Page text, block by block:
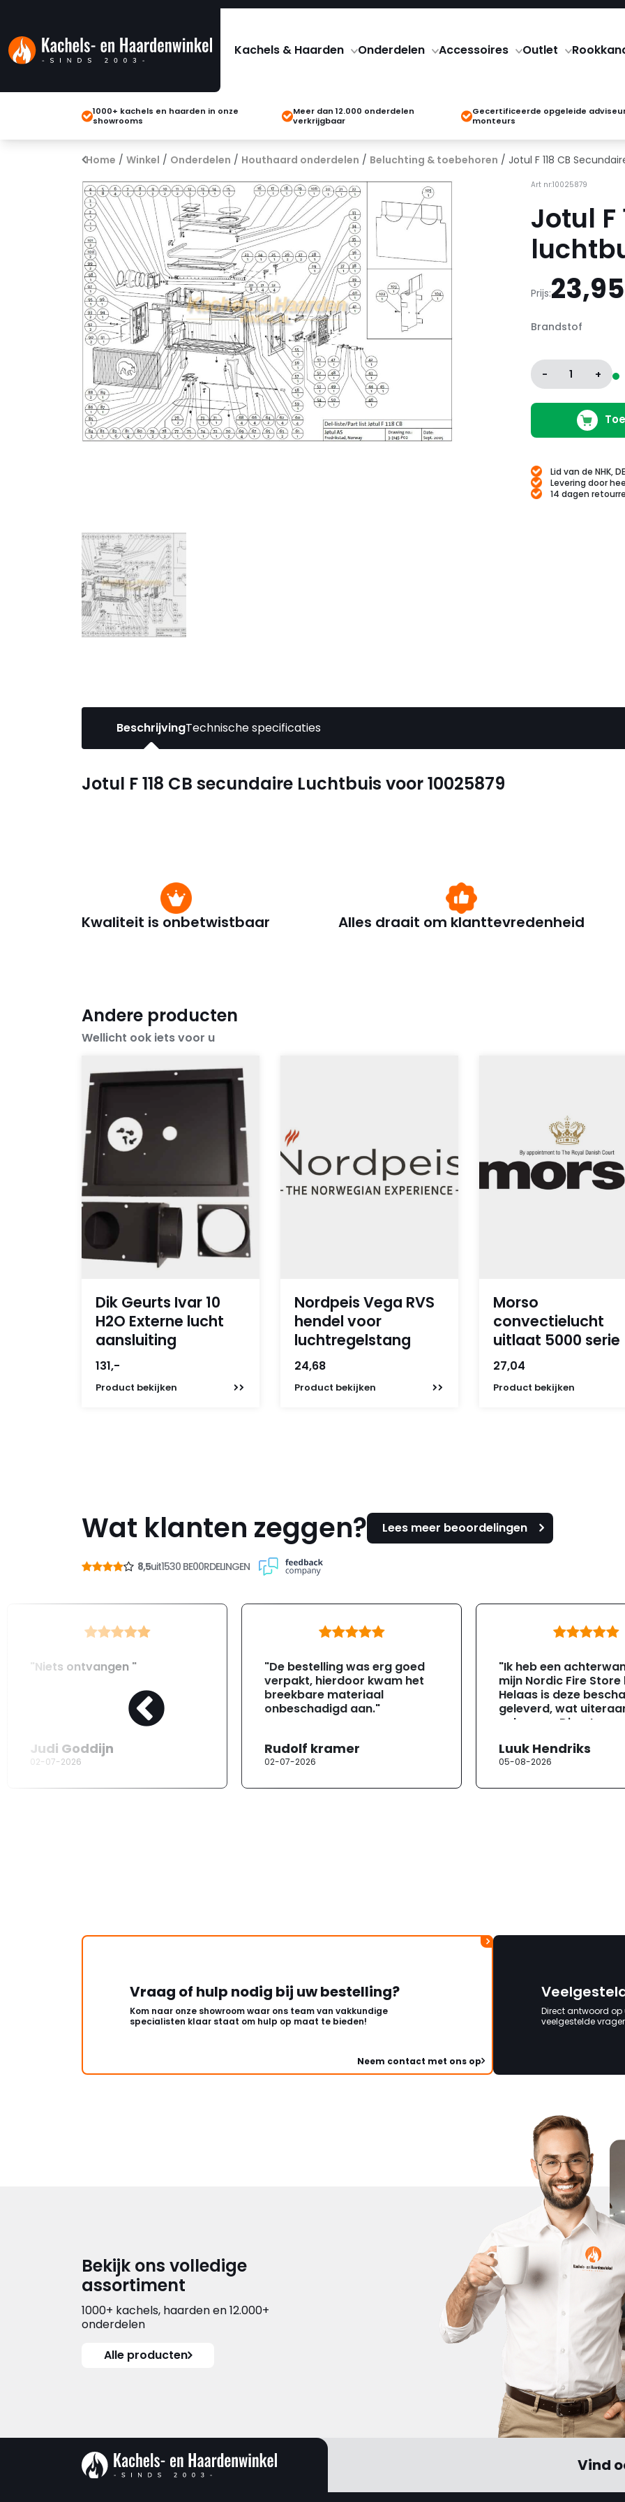
Kachels & Haarden Onderdelen Accessoires Outlet
1000+ kachels en haarden in onze
showrooms
Meer dan 12.000 onderdelen
verkrijgbaar
Gecertificeerde opgeleide
monteurs
Home / Winkel / Onderdelen / Houthaard onderdelen / Beluchting & toebehoren / Jotul F 118 CB
Art nr:10025879
Jotul F
Prijs:23,95
Brandstof
- 1 +
Lid van de NHK,
Levering door
14 dagen
BeschrijvingTechnische specificaties
Jotul F 118 CB secundaire Luchtbuis voor 10025879
Kwaliteit is onbetwistbaar Alles draait om klanttevredenheid
Andere producten
Wellicht ook iets voor u
Dik Geurts Ivar 10
H2O Externe lucht
aansluiting
131,-
Product bekijken
Nordpeis Vega RVS
hendel voor
luchtregelstang
24,68
Product bekijken
Morso
convectielucht
uitlaat 5000 serie
27,04
Product bekijken
Wat klanten zeggen? Lees meer beoordelingen
8,5uit1530 BE00RDELINGEN
"Niets ontvangen "
Judi Goddijn
02-07-2026
"De bestelling was erg goed
verpakt, hierdoor kwam het
breekbare materiaal
onbeschadigd aan."
Rudolf kramer
02-07-2026
"Ik heb een
mijn Nordic Fire
Helaas is deze
geleverd, wat
gebeuren. Direct na
opgenomen met de
klantenservice. Helaas
erg moeizaam;
Luuk Hendriks
05-08-2026
Vraag of hulp nodig bij uw bestelling?
Kom naar onze showroom waar ons team van vakkundige
specialisten klaar staat om hulp op maat te bieden!
Neem contact met ons op
Direct antwoord op
veelgestelde
Bekijk ons volledige
assortiment
1000+ kachels, haarden en 12.000+
onderdelen
Alle producten
Vind